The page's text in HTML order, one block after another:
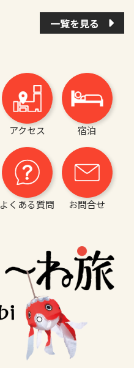
一覧を見る
アクセス 宿泊
よくある質問 お問合せ